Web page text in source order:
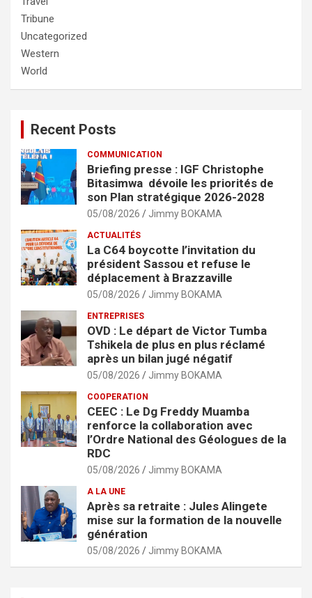
Tribune
Uncategorized
Western
World
Recent Posts
COMMUNICATION
Briefing presse : IGF Christophe
Bitasimwa dévoile les priorités de
son Plan stratégique 2026-2028
05/08/2026 Jimmy BOKAMA
ACTUALITÉS
La C64 boycotte l’invitation du
président Sassou et refuse le
déplacement à Brazzaville
05/08/2026 Jimmy BOKAMA
ENTREPRISES
OVD : Le départ de Victor Tumba
Tshikela de plus en plus réclamé
après un bilan jugé négatif
05/08/2026 Jimmy BOKAMA
COOPERATION
CEEC : Le Dg Freddy Muamba
renforce la collaboration avec
l’Ordre National des Géologues de la
RDC
05/08/2026 Jimmy BOKAMA
A LA UNE
Après sa retraite : Jules Alingete
mise sur la formation de la nouvelle
génération
05/08/2026 Jimmy BOKAMA